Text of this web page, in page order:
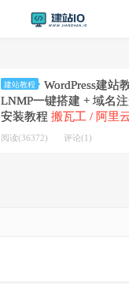
建站教程
WordPress建站
LNMP一键搭建 + 域名
安装教程 搬瓦工 / 阿里
阅读(36372) 评论(1)